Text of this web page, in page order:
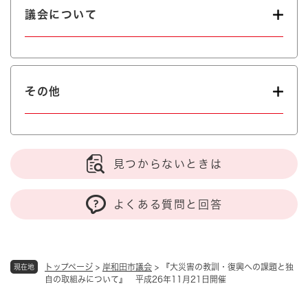
現在地 トップページ > 岸和田市議会 >
『大災害の教訓・復興への課題と独
自の取組みについて』 平成26年11月21日開催
議会について
その他
見つからないときは
よくある質問と回答